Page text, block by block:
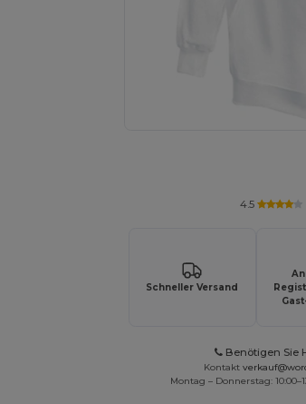
4.5
Schneller Versand
Benötigen Sie
Kontakt
Montag – Donnerstag: